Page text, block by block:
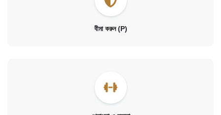
বীমা করুন (P)